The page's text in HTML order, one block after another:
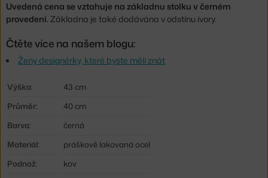
Uvedená cena se vztahuje na základnu stolku v černém
provedení. Základna je také dodávána v odstínu ivory.
Čtěte více na našem blogu:
Ženy designérky, které byste měli znát
Výška:
43 cm
Průměr:
40 cm
Barva:
černá
Materiál:
práškově lakovaná ocel
Podnož:
kov